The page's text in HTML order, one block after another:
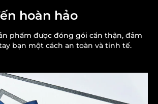
hoàn hảo
phẩm được đóng gói cẩn thận, đảm
bạn một cách an toàn và tinh tế.